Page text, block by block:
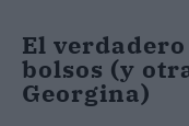
El
bolsos (y
Georgina)